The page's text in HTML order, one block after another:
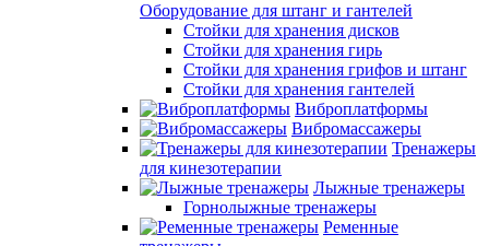
Оборудование для штанг и гантелей
Стойки для хранения дисков
Стойки для хранения гирь
Стойки для хранения грифов и штанг
Стойки для хранения гантелей
Виброплатформы
Вибромассажеры
Тренажеры
для кинезотерапии
Лыжные тренажеры
Горнолыжные тренажеры
Ременные